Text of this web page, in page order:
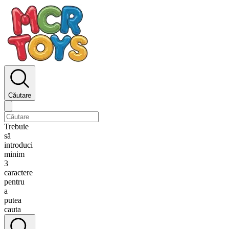
Căutare
Trebuie
să
introduci
minim
3
caractere
pentru
a
putea
cauta